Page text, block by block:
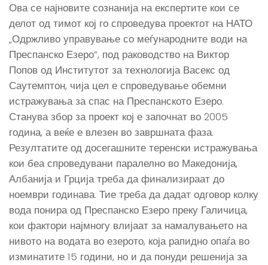
Ова се најновите сознанија на експертите кои се
делот од тимот кој го спроведува проектот на НАТО
„Одржливо управување со меѓународните води на
Преспанско Езеро”, под раководство на Виктор
Попов од Институтот за технологија Васекс од
Саутемптон, чија цел е спроведување обемни
истражувања за спас на Преспанското Езеро.
Станува збор за проект кој е започнат во 2005
година, а веќе е влезен во завршната фаза.
Резултатите од досегашните теренски истражувања
кои беа спроведувани паралелно во Македонија,
Албанија и Грција треба да финализираат до
ноември годинава. Тие треба да дадат одговор колку
вода понира од Преспанско Езеро преку Галичица,
кои фактори најмногу влијаат за намалувањето на
нивото на водата во езерото, која рапидно опаѓа во
изминатите 15 години, но и да понуди решенија за